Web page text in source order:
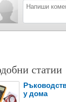
статии
у дома